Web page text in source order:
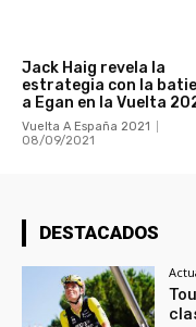
Jack Haig revela la
estrategia con la
a Egan en la Vuelta
Vuelta A España 2021
08/09/2021
DESTACADOS